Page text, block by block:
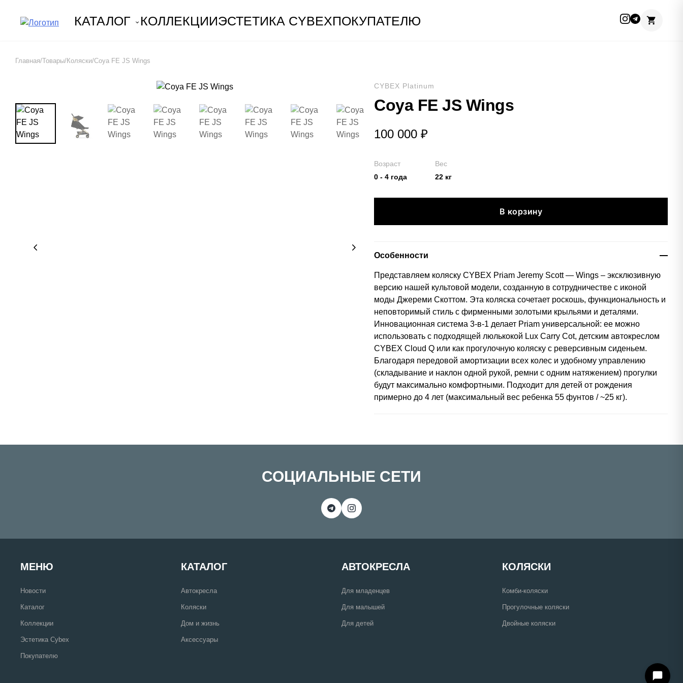
КАТАЛОГ КОЛЛЕКЦИИЭСТЕТИКА CYBEXПОКУПАТЕЛЮ
Главная/Товары/Коляски/Coya FE JS Wings
CYBEX Platinum
Coya FE JS Wings
100 000₽
Возраст
0 - 4 года
Вес
22 кг
В корзину
Особенности
Представляем коляску CYBEX Priam Jeremy Scott — Wings – эксклюзивную
версию нашей культовой модели, созданную в сотрудничестве с иконой
моды Джереми Скоттом. Эта коляска сочетает роскошь, функциональность и
неповторимый стиль с фирменными золотыми крыльями и деталями.
Инновационная система 3-в-1 делает Priam универсальной: ее можно
использовать с подходящей люлькокой Lux Carry Cot, детским автокреслом
CYBEX Cloud Q или как прогулочную коляску с реверсивным сиденьем.
Благодаря передовой амортизации всех колес и удобному управлению
(складывание и наклон одной рукой, ремни с одним натяжением) прогулки
будут максимально комфортными. Подходит для детей от рождения
примерно до 4 лет (максимальный вес ребенка 55 фунтов / ~25 кг).
СОЦИАЛЬНЫЕ СЕТИ
МЕНЮ
Новости
Каталог
Коллекции
Эстетика Cybex
Покупателю
КАТАЛОГ
Автокресла
Коляски
Дом и жизнь
Аксессуары
АВТОКРЕСЛА
Для младенцев
Для малышей
Для детей
КОЛЯСКИ
Комби-коляски
Прогулочные коляски
Двойные коляски